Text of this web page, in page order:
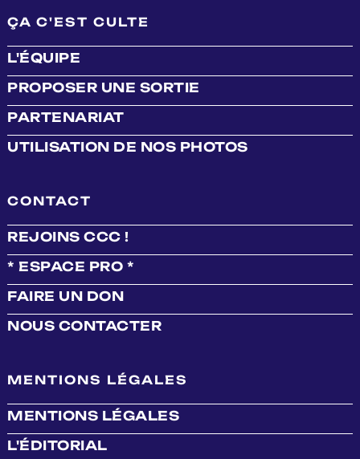
ÇA C'EST CULTE
L'ÉQUIPE
PROPOSER UNE SORTIE
PARTENARIAT
UTILISATION DE NOS PHOTOS
CONTACT
REJOINS CCC !
* ESPACE PRO *
FAIRE UN DON
NOUS CONTACTER
MENTIONS LÉGALES
MENTIONS LÉGALES
L'ÉDITORIAL